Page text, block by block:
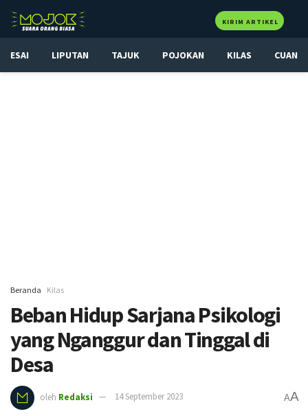
KIRIM ARTIKEL
ESAI LIPUTAN TAJUK POJOKAN KILAS CUAN
Beranda Kilas
Beban Hidup Sarjana Psikologi
yang Nganggur dan Tinggal di
Desa
oleh Redaksi 14 September 2023 AA